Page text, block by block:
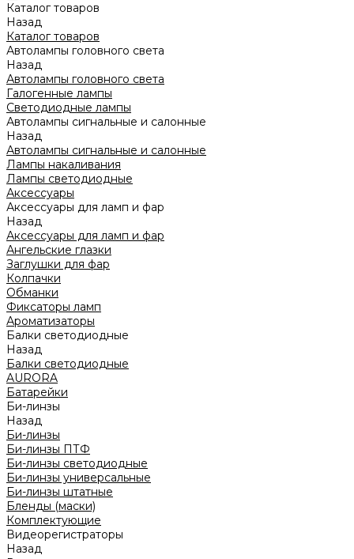
Каталог товаров
Назад
Каталог товаров
Автолампы головного света
Назад
Автолампы головного света
Галогенные лампы
Светодиодные лампы
Автолампы сигнальные и салонные
Назад
Автолампы сигнальные и салонные
Лампы накаливания
Лампы светодиодные
Аксессуары
Аксессуары для ламп и фар
Назад
Аксессуары для ламп и фар
Ангельские глазки
Заглушки для фар
Колпачки
Обманки
Фиксаторы ламп
Ароматизаторы
Балки светодиодные
Назад
Балки светодиодные
AURORA
Батарейки
Би-линзы
Назад
Би-линзы
Би-линзы ПТФ
Би-линзы светодиодные
Би-линзы универсальные
Би-линзы штатные
Бленды (маски)
Комплектующие
Видеорегистраторы
Назад